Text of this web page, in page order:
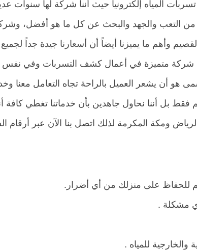
المياه إلكترونياً حيث أننا شركة لها سنوات
من التعب والجهد والبحث عن كل ما هو أفضل،
وأهم ما يميزنا أيضاً أن أسعارنا جيدة جداً
شركة متميزة في أعمال كشف التسربات وفي نفس
هو أن يشعر العميل بالراحة تجاه التعامل معنا
بل أننا نحاول جاهدين بأن خدماتنا تغطي كافة
ومكة المكرمة لذلك اتصل بنا الآن عبر أرقام
للحفاظ على منزلك من أي أضرار.
مشكلة .
والخارجية للمياه .